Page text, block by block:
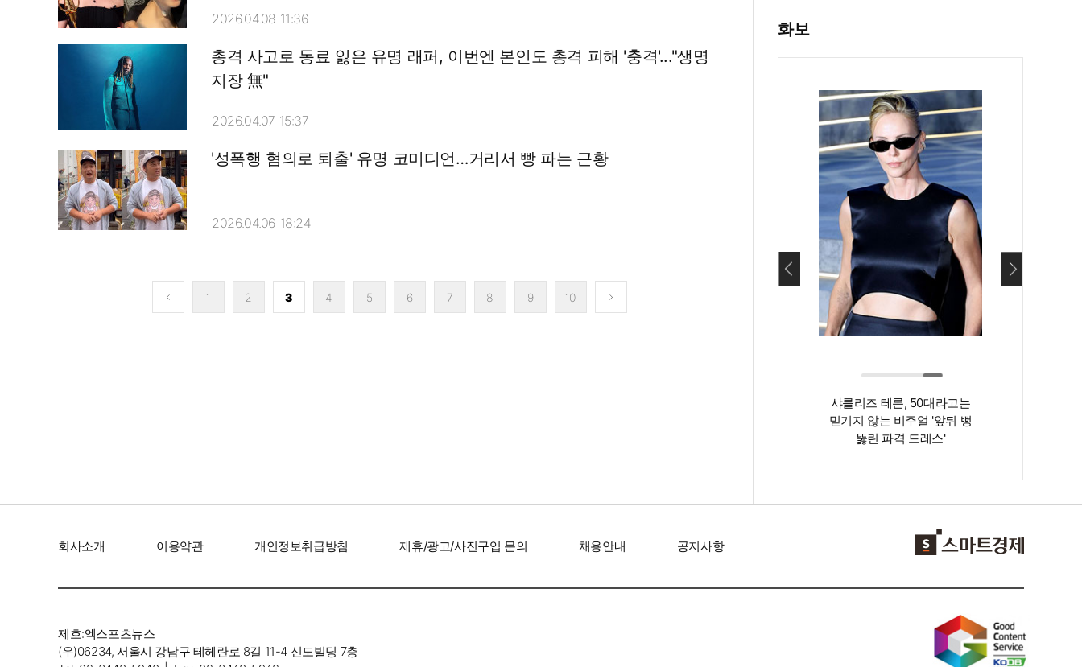
2026.04.08 11:36
총격 사고로 동료 잃은 유명 래퍼, 이번엔 본인도 총격 피해 '충격'..."생명
지장 無"
2026.04.07 15:37
'성폭행 혐의로 퇴출' 유명 코미디언…거리서 빵 파는 근황
2026.04.06 18:24
1 2 3 4 5 6 7 8 9 10
화보
샤를리즈 테론, 50대라고는
믿기지 않는 비주얼 '앞뒤 뻥
뚫린 파격 드레스'
회사소개 이용약관 개인정보취급방침 제휴/광고/사진구입 문의 채용안내 공지사항
제호:엑스포츠뉴스
(우)06234, 서울시 강남구 테헤란로 8길 11-4 신도빌딩 7층